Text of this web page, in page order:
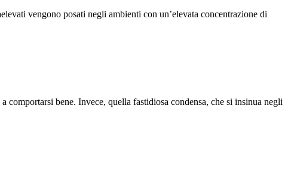
vengono posati negli ambienti con un’elevata concentrazione di
comportarsi bene. Invece, quella fastidiosa condensa, che si insinua negli